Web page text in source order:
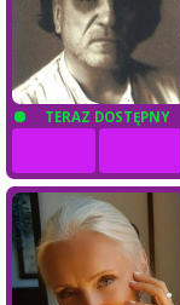
TERAZ DOSTĘPNY